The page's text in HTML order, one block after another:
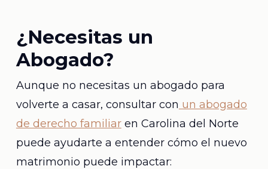
¿Necesitas un
Abogado?
Aunque no necesitas un abogado para
volverte a casar, consultar con un abogado
de derecho familiaren Carolina del Norte
puede ayudarte a entender cómo el nuevo
matrimonio puede impactar: